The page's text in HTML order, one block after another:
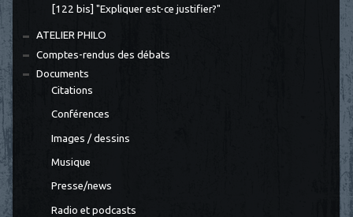
[122 bis] "Expliquer est-ce justifier?"
ATELIER PHILO
Comptes-rendus des débats
Documents
Citations
Conférences
Images / dessins
Musique
Presse/news
Radio et podcasts